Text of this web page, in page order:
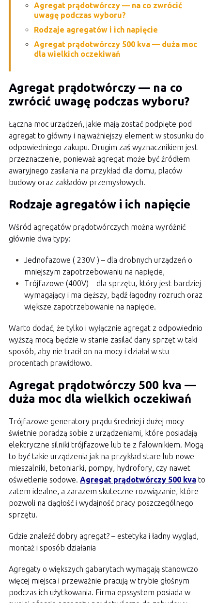
Agregat prądotwórczy — na co zwrócić
uwagę podczas wyboru?
Rodzaje agregatów i ich napięcie
Agregat prądotwórczy 500 kva — duża moc
dla wielkich oczekiwań
Agregat prądotwórczy — na co
zwrócić uwagę podczas wyboru?
Łączna moc urządzeń, jakie mają zostać podpięte pod
agregat to główny i najważniejszy element w stosunku do
odpowiedniego zakupu. Drugim zaś wyznacznikiem jest
przeznaczenie, ponieważ agregat może być źródłem
awaryjnego zasilania na przykład dla domu, placów
budowy oraz zakładów przemysłowych.
Rodzaje agregatów i ich napięcie
Wśród agregatów prądotwórczych można wyróżnić
głównie dwa typy:
Jednofazowe ( 230V ) – dla drobnych urządzeń o
mniejszym zapotrzebowaniu na napięcie,
Trójfazowe (400V) – dla sprzętu, który jest bardziej
wymagający i ma cięższy, bądź łagodny rozruch oraz
większe zapotrzebowanie na napięcie.
Warto dodać, że tylko i wyłącznie agregat z odpowiednio
wyższą mocą będzie w stanie zasilać dany sprzęt w taki
sposób, aby nie tracił on na mocy i działał w stu
procentach prawidłowo.
Agregat prądotwórczy 500 kva —
duża moc dla wielkich oczekiwań
Trójfazowe generatory prądu średniej i dużej mocy
świetnie poradzą sobie z urządzeniami, które posiadają
elektryczne silniki trójfazowe lub te z falownikiem. Mogą
to być takie urządzenia jak na przykład stare lub nowe
mieszalniki, betoniarki, pompy, hydrofory, czy nawet
oświetlenie sodowe. Agregat prądotwórczy 500 kvato
zatem idealne, a zarazem skuteczne rozwiązanie, które
pozwoli na ciągłość i wydajność pracy poszczególnego
sprzętu.
Gdzie znaleźć dobry agregat? – estetyka i ładny wygląd,
montaż i sposób działania
Agregaty o większych gabarytach wymagają stanowczo
więcej miejsca i przeważnie pracują w trybie głośnym
podczas ich użytkowania. Firma epssystem posiada w